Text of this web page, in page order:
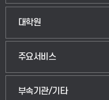
대학원
주요서비스
부속기관/기타